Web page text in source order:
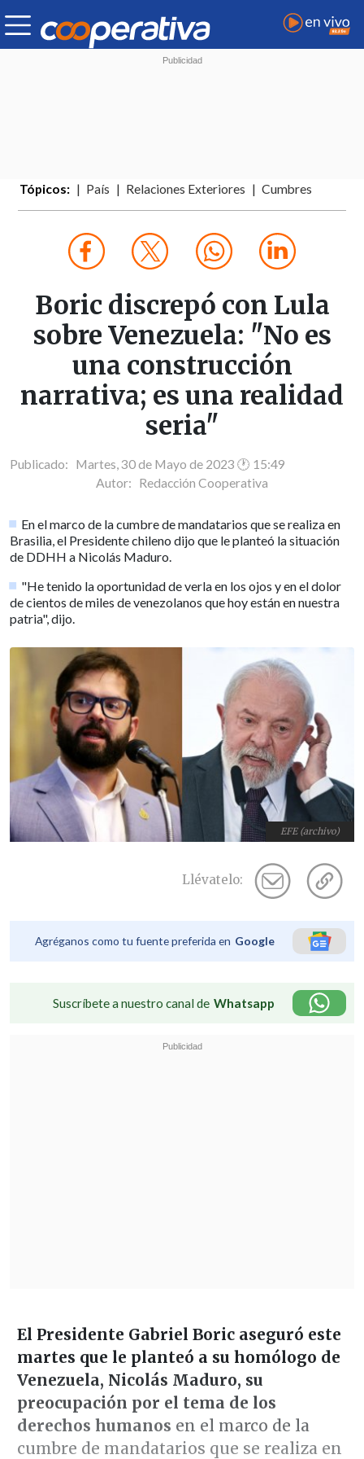
Tópicos: País Relaciones Exteriores Cumbres
Boric discrepó con Lula
sobre Venezuela: "No es
una construcción
narrativa; es una realidad
seria"
Publicado: Martes, 30 de Mayo de 2023 🕐 15:49
Autor: Redacción Cooperativa
En el marco de la cumbre de mandatarios que se realiza en
Brasilia, el Presidente chileno dijo que le planteó la situación
de DDHH a Nicolás Maduro.
"He tenido la oportunidad de verla en los ojos y en el dolor
de cientos de miles de venezolanos que hoy están en nuestra
patria", dijo.
EFE (archivo)
Llévatelo:
Agréganos como tu fuente preferida en Google
Suscríbete a nuestro canal de Whatsapp
El Presidente Gabriel Boric aseguró este
martes que le planteó a su homólogo de
Venezuela, Nicolás Maduro, su
preocupación por el tema de los
derechos humanos en el marco de la
cumbre de mandatarios que se realiza en